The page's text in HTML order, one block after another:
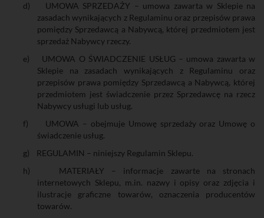
d)
UMOWA SPRZEDAŻY – umowa zawarta w Sklepie na
zasadach wynikających z Regulaminu oraz przepisów prawa
pomiędzy Sprzedawcą a Nabywcą, której przedmiotem jest
sprzedaż Nabywcy rzeczy.
e)
UMOWA O ŚWIADCZENIE USŁUG – umowa zawarta w
Sklepie na zasadach wynikających z Regulaminu oraz
przepisów prawa pomiędzy Sprzedawcą a Nabywcą, której
przedmiotem jest świadczenie przez Sprzedawcę na rzecz
Nabywcy usługi lub usług.
f)
UMOWA – obejmuje Umowę sprzedaży oraz Umowę o
świadczenie usług.
g)
REGULAMIN – niniejszy Regulamin Sklepu.
h)
MATERIAŁY – informacje zawarte na stronach
internetowych Sklepu, m.in. nazwy i opisy oraz zdjęcia i
ilustracje graficzne towarów, oznaczenia producentów
towarów.